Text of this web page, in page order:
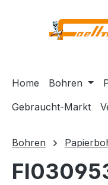
Home Bohren
Gebraucht-Markt
Bohren